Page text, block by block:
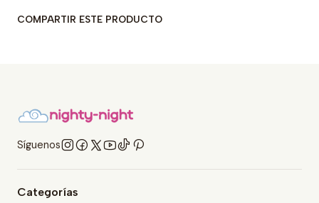
COMPARTIR ESTE PRODUCTO
Síguenos
Categorías